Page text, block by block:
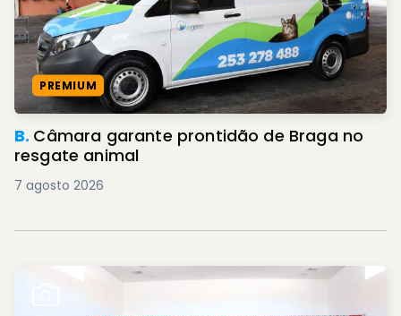
PREMIUM
B. Câmara garante prontidão de Braga no
resgate animal
7 agosto 2026